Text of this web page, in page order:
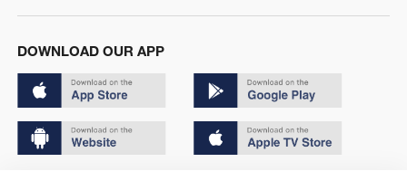
DOWNLOAD OUR APP